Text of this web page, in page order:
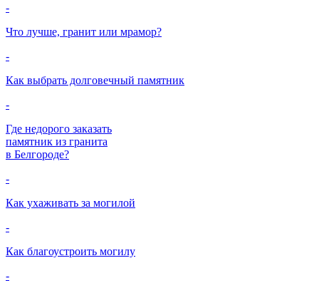
-
Что лучше, гранит или мрамор?
-
Как выбрать долговечный памятник
-
Где недорого заказать
памятник из гранита
в Белгороде?
-
Как ухаживать за могилой
-
Как благоустроить могилу
-